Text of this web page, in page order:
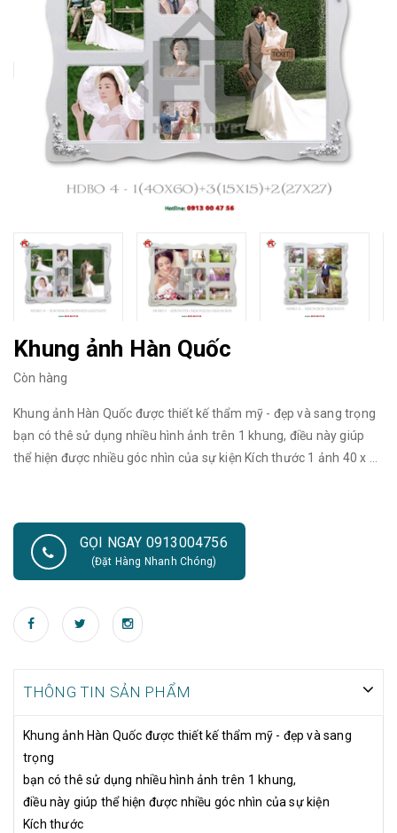
Khung ảnh Hàn Quốc
Còn hàng
Khung ảnh Hàn Quốc được thiết kế thẩm mỹ - đẹp và sang trọng
bạn có thê sử dụng nhiều hình ảnh trên 1 khung, điều này giúp
thể hiện được nhiều góc nhìn của sự kiện Kích thước 1 ảnh 40 x 60
GỌI NGAY 0913004756
(Đặt Hàng Nhanh Chóng)
THÔNG TIN SẢN PHẨM
Khung ảnh Hàn Quốc được thiết kế thẩm mỹ - đẹp và sang
trọng
bạn có thê sử dụng nhiều hình ảnh trên 1 khung,
điều này giúp thể hiện được nhiều góc nhìn của sự kiện
Kích thước